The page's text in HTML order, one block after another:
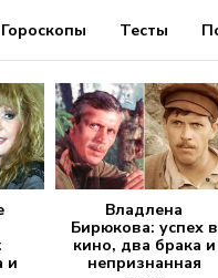
Гороскопы Тесты
и
Владлена
Бирюкова: успех в
кино, два брака и
непризнанная